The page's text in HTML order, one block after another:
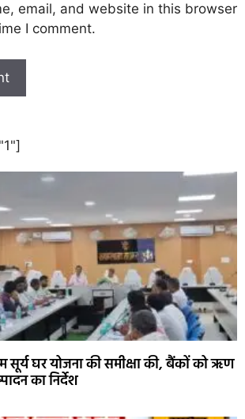
email, and website in this browser
I comment.
सूर्य घर योजना की समीक्षा की, बैंकों को ऋण
का निर्देश